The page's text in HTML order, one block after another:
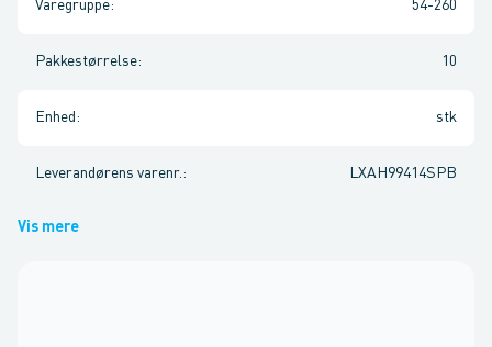
Varegruppe: 54-260
Pakkestørrelse: 10
Enhed : stk
Leverandørens varenr. : LXAH99414SPB
Vis mere